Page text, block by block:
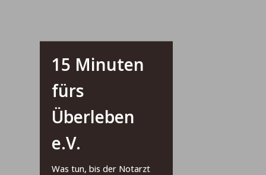
15 Minuten
fürs
Überleben
e.V.
Was tun, bis der Notarzt